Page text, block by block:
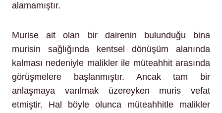
alamamıştır.
Murise ait olan bir dairenin bulunduğu bina
murisin sağlığında kentsel dönüşüm alanında
kalması nedeniyle malikler ile müteahhit arasında
görüşmelere başlanmıştır. Ancak tam bir
anlaşmaya varılmak üzereyken muris vefat
etmiştir. Hal böyle olunca müteahhitle malikler